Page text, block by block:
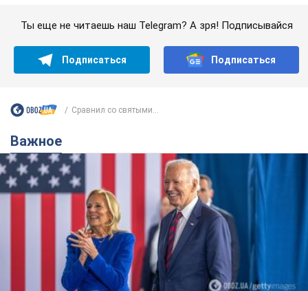
Супруга тяжелобольного Джо Байдена
назвала первый симптом, который
сигнализировал о его "агрессивном" раке
Сначала врачи не обратили на это должного внимания
6.08.2026 12:46 16,5 т.